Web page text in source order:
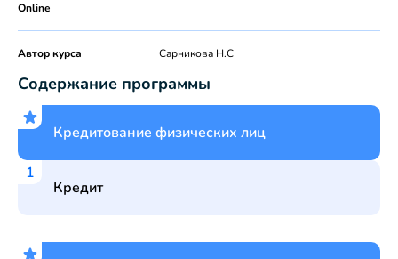
Online
Автор курса Сарникова Н.С
Содержание программы
Кредитование физических лиц
Кредит